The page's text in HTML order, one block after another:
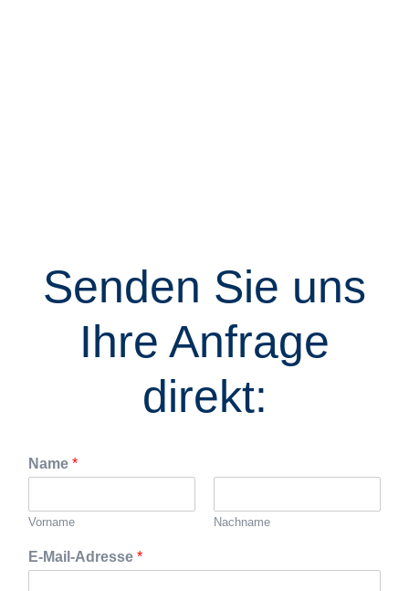
Senden Sie uns
Ihre Anfrage
direkt:
Name *
Vorname Nachname
E-Mail-Adresse *